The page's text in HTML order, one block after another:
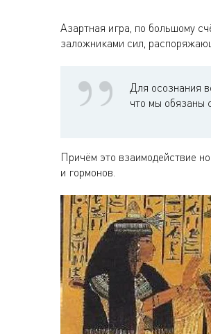
Азартная игра, по большому
заложниками сил,
Для осознания
что мы обязаны
Причём это взаимодействие
и гормонов.